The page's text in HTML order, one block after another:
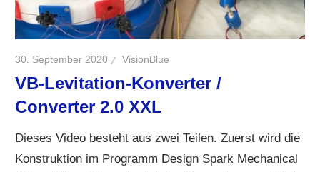
30. September 2020 VisionBlue
VB-Levitation-Konverter /
Converter 2.0 XXL
Dieses Video besteht aus zwei Teilen. Zuerst wird die
Konstruktion im Programm Design Spark Mechanical